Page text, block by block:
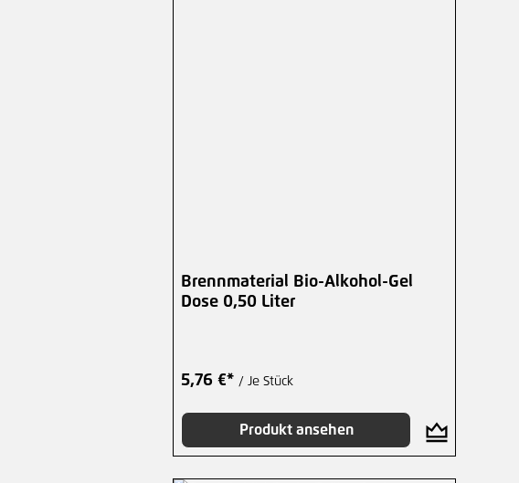
Brennmaterial Bio-Alkohol-Gel
Dose 0,50 Liter
5,76 €* / Je Stück
Produkt ansehen